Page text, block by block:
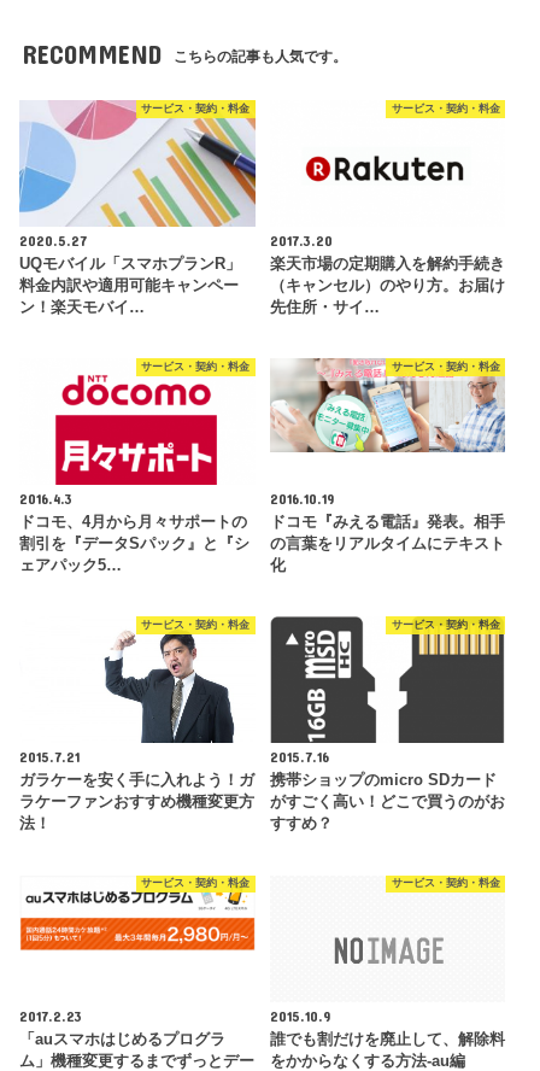
RECOMMEND こちらの記事も人気です。
サービス・契約・料金
2020.5.27
UQモバイル「スマホプランR」
料金内訳や適用可能キャンペー
ン！楽天モバイ…
サービス・契約・料金
2017.3.20
楽天市場の定期購入を解約手続き
（キャンセル）のやり方。お届け
先住所・サイ…
サービス・契約・料金
2016.4.3
ドコモ、4月から月々サポートの
割引を『データSパック』と『シ
ェアパック5…
サービス・契約・料金
2016.10.19
ドコモ『みえる電話』発表。相手
の言葉をリアルタイムにテキスト
化
サービス・契約・料金
2015.7.21
ガラケーを安く手に入れよう！ガ
ラケーファンおすすめ機種変更方
法！
サービス・契約・料金
2015.7.16
携帯ショップのmicro SDカード
がすごく高い！どこで買うのがお
すすめ？
サービス・契約・料金
2017.2.23
「auスマホはじめるプログラ
ム」機種変更するまでずっとデー
サービス・契約・料金
2015.10.9
誰でも割だけを廃止して、解除料
をかからなくする方法-au編